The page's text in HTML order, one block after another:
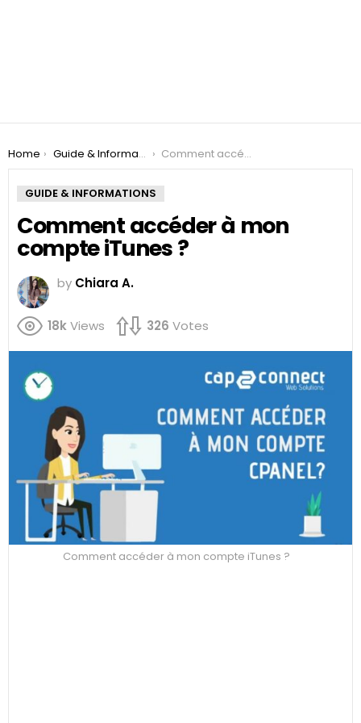
You are here:
Home Guide & Informations Comment accéder à mon compte iTunes ?
GUIDE & INFORMATIONS
Comment accéder à mon
compte iTunes ?
by Chiara A.
18kViews 326 Votes
Comment accéder à mon compte iTunes ?